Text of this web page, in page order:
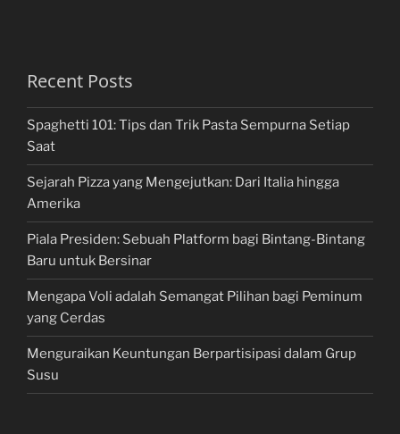
Recent Posts
Spaghetti 101: Tips dan Trik Pasta Sempurna Setiap
Saat
Sejarah Pizza yang Mengejutkan: Dari Italia hingga
Amerika
Piala Presiden: Sebuah Platform bagi Bintang-Bintang
Baru untuk Bersinar
Mengapa Voli adalah Semangat Pilihan bagi Peminum
yang Cerdas
Menguraikan Keuntungan Berpartisipasi dalam Grup
Susu